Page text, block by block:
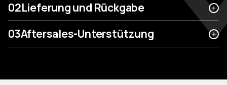
02Lieferung und Rückgabe
03Aftersales-Unterstützung